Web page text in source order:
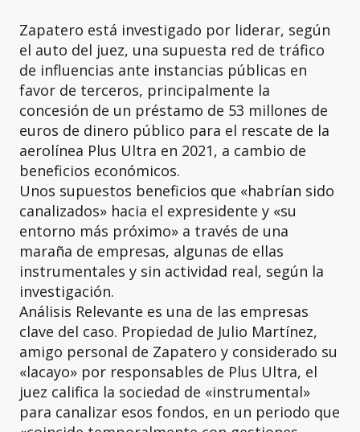
Zapatero está investigado por liderar, según
el auto del juez, una supuesta red de tráfico
de influencias ante instancias públicas en
favor de terceros, principalmente la
concesión de un préstamo de 53 millones de
euros de dinero público para el rescate de la
aerolínea Plus Ultra en 2021, a cambio de
beneficios económicos.
Unos supuestos beneficios que «habrían sido
canalizados» hacia el expresidente y «su
entorno más próximo» a través de una
maraña de empresas, algunas de ellas
instrumentales y sin actividad real, según la
investigación.
Análisis Relevante es una de las empresas
clave del caso. Propiedad de Julio Martínez,
amigo personal de Zapatero y considerado su
«lacayo» por responsables de Plus Ultra, el
juez califica la sociedad de «instrumental»
para canalizar esos fondos, en un periodo que